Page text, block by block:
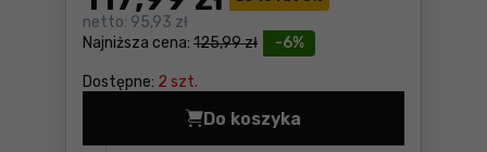
-6%
Najniższa cena: 125,99 zł
netto: 95,93 zł
Dostępne: 2 szt.
Do koszyka
Ramka do brzeszczotów